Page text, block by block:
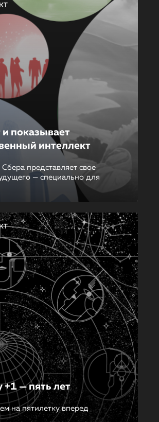
и показывает
интеллект
представляет свое
— специально для
+1 — пять лет
на пятилетку вперед